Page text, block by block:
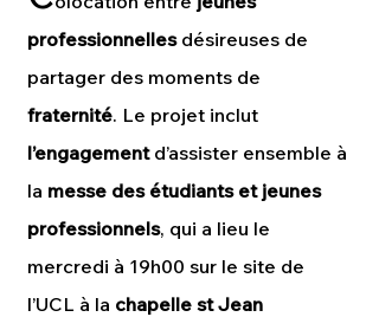
professionnellesdésireuses de
partager des moments de
fraternité. Le projet inclut
l’engagement d’assister ensemble à
la messe des étudiants et jeunes
professionnels, qui a lieu le
mercredi à 19h00 sur le site de
l’UCL à la chapelle st Jean